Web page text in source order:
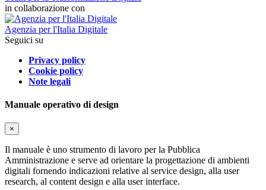
in collaborazione con
Agenzia per l'Italia Digitale
Seguici su
Privacy policy
Cookie policy
Note legali
Manuale operativo di design
×
Il manuale è uno strumento di lavoro per la Pubblica
Amministrazione e serve ad orientare la progettazione di ambienti
digitali fornendo indicazioni relative al service design, alla user
research, al content design e alla user interface.